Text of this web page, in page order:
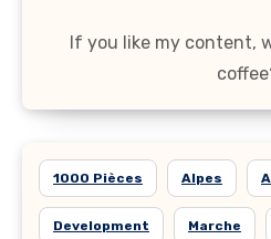
If you like my content,
1000 Pièces Alpes
Development Marche